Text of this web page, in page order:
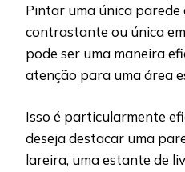
Pintar uma única parede
contrastante ou única
pode ser uma maneira
atenção para uma área
Isso é particularmente
deseja destacar uma
lareira, uma estante de